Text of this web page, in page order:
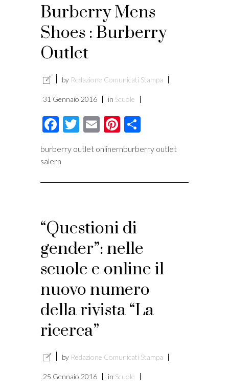
Burberry Mens
Shoes : Burberry
Outlet
by Redazione Comunicati Stampa
31 Gennaio 2016 in Scuole
Facebook
Twitter
EmailPinterest
burberry outlet onlinernburberry outlet
salern
“Questioni di
gender”: nelle
scuole e online il
nuovo numero
della rivista “La
ricerca”
by Redazione Comunicati Stampa
25 Gennaio 2016 in Scuole